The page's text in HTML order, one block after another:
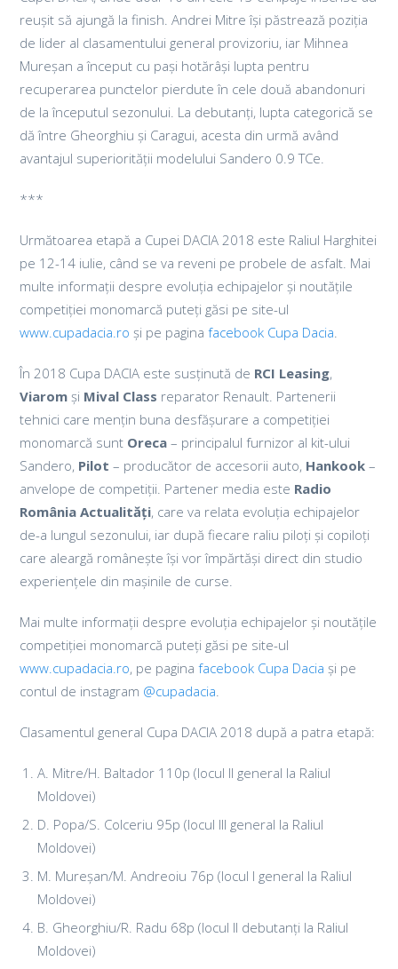
reușit să ajungă la finish. Andrei Mitre își păstrează poziția
de lider al clasamentului general provizoriu, iar Mihnea
Mureșan a început cu pași hotărâși lupta pentru
recuperarea punctelor pierdute în cele două abandonuri
de la începutul sezonului. La debutanți, lupta categorică se
dă între Gheorghiu și Caragui, acesta din urmă având
avantajul superiorității modelului Sandero 0.9 TCe.
***
Următoarea etapă a Cupei DACIA 2018 este Raliul Harghitei
pe 12-14 iulie, când se va reveni pe probele de asfalt. Mai
multe informații despre evoluția echipajelor și noutățile
competiției monomarcă puteți găsi pe site-ul
www.cupadacia.ro și pe paginafacebook Cupa Dacia.
În 2018 Cupa DACIA este susținută de RCI Leasing,
Viarom și Mival Class reparator Renault. Partenerii
tehnici care mențin buna desfășurare a competiției
monomarcă sunt Oreca – principalul furnizor al kit-ului
Sandero, Pilot – producător de accesorii auto, Hankook –
anvelope de competiții. Partener media este Radio
România Actualități, care va relata evoluția echipajelor
de-a lungul sezonului, iar după fiecare raliu piloți și copiloți
care aleargă românește își vor împărtăși direct din studio
experiențele din mașinile de curse.
Mai multe informații despre evoluția echipajelor și noutățile
competiției monomarcă puteți găsi pe site-ul
www.cupadacia.ro, pe paginafacebook Cupa Dacia și pe
contul de instagram @cupadacia.
Clasamentul general Cupa DACIA 2018 după a patra etapă:
A. Mitre/H. Baltador 110p (locul II general la Raliul
Moldovei)
D. Popa/S. Colceriu 95p (locul III general la Raliul
Moldovei)
M. Mureșan/M. Andreoiu 76p (locul I general la Raliul
Moldovei)
B. Gheorghiu/R. Radu 68p (locul II debutanți la Raliul
Moldovei)